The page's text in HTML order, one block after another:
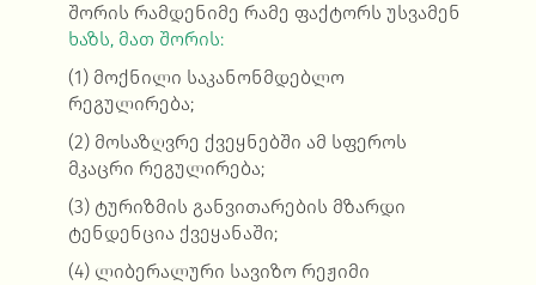
შორის რამდენიმე რამე ფაქტორს უსვამენ
ხაზს, მათ შორის:
(1) მოქნილი საკანონმდებლო
რეგულირება;
(2) მოსაზღვრე ქვეყნებში ამ სფეროს
მკაცრი რეგულირება;
(3) ტურიზმის განვითარების მზარდი
ტენდენცია ქვეყანაში;
(4) ლიბერალური სავიზო რეჟიმი